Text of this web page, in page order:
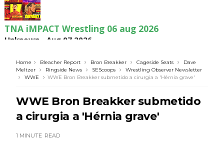
TNA iMPACT Wrestling 06 aug 2026
Unknown Aug 07 2026
WWE NXT 04 Aug 2026
Home Bleacher Report Bron Breakker Cageside Seats
Dave
Meltzer
Ringside News SEScoops
Wrestling Observer Newsletter
WWE
WWE Bron Breakker submetido a cirurgia a 'Hérnia grave'
WWE Bron Breakker submetido
a cirurgia a 'Hérnia grave'
1 MINUTE READ